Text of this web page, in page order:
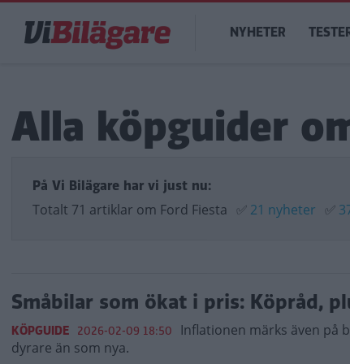
huvudinnehåll
Main
navigation
NYHETER
Alla köpguider
På Vi Bilägare har vi just nu:
Totalt 71 artiklar om Ford Fiesta ✅ 21 nyheter ✅
Småbilar som ökat i pris: Köpråd,
KÖPGUIDE 2026-02-09 18:50 Inflationen märks även på
dyrare än som nya.